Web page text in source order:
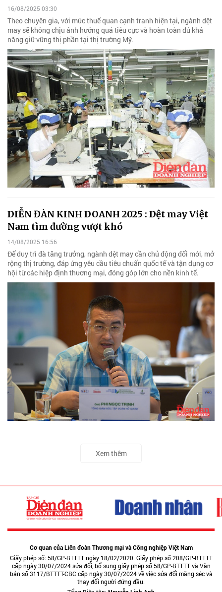
16/08/2025 03:30
Theo chuyên gia, với mức thuế quan cạnh tranh hiện tại, ngành dệt
may sẽ không chịu ảnh hưởng quá tiêu cực và hoàn toàn đủ khả
năng giữ vững thị phần tại thị trường Mỹ.
DIỄN ĐÀN KINH DOANH 2025 : Dệt may Việt
Nam tìm đường vượt khó
14/08/2025 16:56
Để duy trì đà tăng trưởng, ngành dệt may cần chủ động đổi mới, mở
rộng thị trường, đáp ứng yêu cầu tiêu chuẩn quốc tế và tận dụng cơ
hội từ các hiệp định thương mại, đóng góp lớn cho nền kinh tế.
Xem thêm
Cơ quan của Liên đoàn Thương mại và Công nghiệp Việt Nam
Giấy phép số: 58/GP-BTTTT ngày 18/02/2020. Giấy phép số 208/GP-BTTTT
cấp ngày 30/07/2024 sửa đổi, bổ sung giấy phép số 58/GP-BTTTT và Văn
bản số 3117/BTTTT-CBC cấp ngày 30/07/2024 về việc sửa đổi măng séc và
thay đổi người đứng đầu.